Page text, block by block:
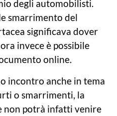
degli automobilisti.
smarrimento del
significava dover
invece è possibile
online.
incontro anche in tema
o smarrimenti, la
non potrà infatti venire